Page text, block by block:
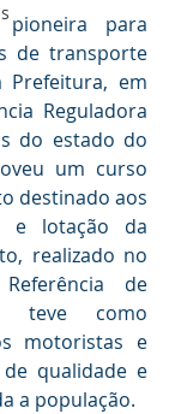
para
de transporte
Prefeitura, em
Reguladora
do estado do
um curso
destinado aos
e lotação da
realizado no
de
teve como
motoristas e
qualidade e
a população.